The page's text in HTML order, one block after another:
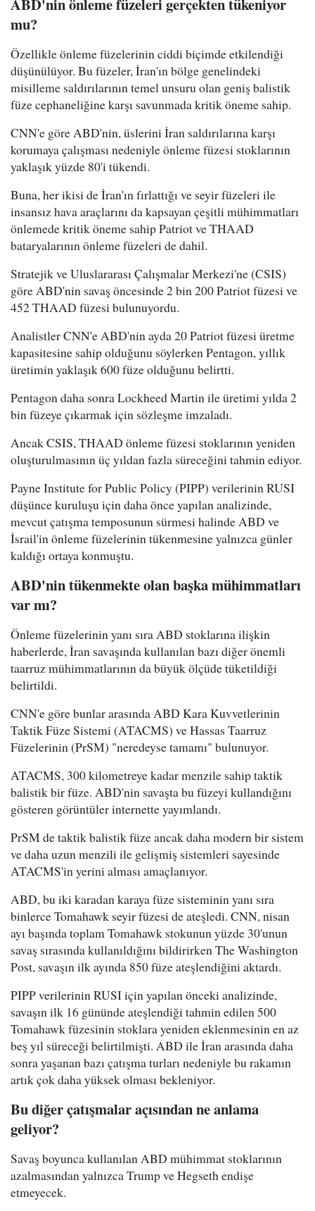
ABD'nin önleme füzeleri gerçekten tükeniyor
mu?
Özellikle önleme füzelerinin ciddi biçimde etkilendiği
düşünülüyor. Bu füzeler, İran'ın bölge genelindeki
misilleme saldırılarının temel unsuru olan geniş balistik
füze cephaneliğine karşı savunmada kritik öneme sahip.
CNN'e göre ABD'nin, üslerini İran saldırılarına karşı
korumaya çalışması nedeniyle önleme füzesi stoklarının
yaklaşık yüzde 80'i tükendi.
Buna, her ikisi de İran'ın fırlattığı ve seyir füzeleri ile
insansız hava araçlarını da kapsayan çeşitli mühimmatları
önlemede kritik öneme sahip Patriot ve THAAD
bataryalarının önleme füzeleri de dahil.
Stratejik ve Uluslararası Çalışmalar Merkezi'ne (CSIS)
göre ABD'nin savaş öncesinde 2 bin 200 Patriot füzesi ve
452 THAAD füzesi bulunuyordu.
Analistler CNN'e ABD'nin ayda 20 Patriot füzesi üretme
kapasitesine sahip olduğunu söylerken Pentagon, yıllık
üretimin yaklaşık 600 füze olduğunu belirtti.
Pentagon daha sonra Lockheed Martin ile üretimi yılda 2
bin füzeye çıkarmak için sözleşme imzaladı.
Ancak CSIS, THAAD önleme füzesi stoklarının yeniden
oluşturulmasının üç yıldan fazla süreceğini tahmin ediyor.
Payne Institute for Public Policy (PIPP) verilerinin RUSI
düşünce kuruluşu için daha önce yapılan analizinde,
mevcut çatışma temposunun sürmesi halinde ABD ve
İsrail'in önleme füzelerinin tükenmesine yalnızca günler
kaldığı ortaya konmuştu.
ABD'nin tükenmekte olan başka mühimmatları
var mı?
Önleme füzelerinin yanı sıra ABD stoklarına ilişkin
haberlerde, İran savaşında kullanılan bazı diğer önemli
taarruz mühimmatlarının da büyük ölçüde tüketildiği
belirtildi.
CNN'e göre bunlar arasında ABD Kara Kuvvetlerinin
Taktik Füze Sistemi (ATACMS) ve Hassas Taarruz
Füzelerinin (PrSM) "neredeyse tamamı" bulunuyor.
ATACMS, 300 kilometreye kadar menzile sahip taktik
balistik bir füze. ABD'nin savaşta bu füzeyi kullandığını
gösteren görüntüler internette yayımlandı.
PrSM de taktik balistik füze ancak daha modern bir sistem
ve daha uzun menzili ile gelişmiş sistemleri sayesinde
ATACMS'in yerini alması amaçlanıyor.
ABD, bu iki karadan karaya füze sisteminin yanı sıra
binlerce Tomahawk seyir füzesi de ateşledi. CNN, nisan
ayı başında toplam Tomahawk stokunun yüzde 30'unun
savaş sırasında kullanıldığını bildirirken The Washington
Post, savaşın ilk ayında 850 füze ateşlendiğini aktardı.
PIPP verilerinin RUSI için yapılan önceki analizinde,
savaşın ilk 16 gününde ateşlendiği tahmin edilen 500
Tomahawk füzesinin stoklara yeniden eklenmesinin en az
beş yıl süreceği belirtilmişti. ABD ile İran arasında daha
sonra yaşanan bazı çatışma turları nedeniyle bu rakamın
artık çok daha yüksek olması bekleniyor.
Bu diğer çatışmalar açısından ne anlama
geliyor?
Savaş boyunca kullanılan ABD mühimmat stoklarının
azalmasından yalnızca Trump ve Hegseth endişe
etmeyecek.